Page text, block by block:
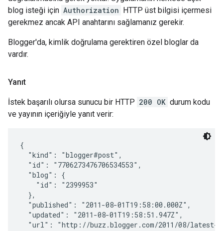
blog isteği için Authorization HTTP üst bilgisi içermesi
gerekmez ancak API anahtarını sağlamanız gerekir.
Blogger'da, kimlik doğrulama gerektiren özel bloglar da
vardır.
Yanıt
İstek başarılı olursa sunucu bir HTTP 200 OK durum kodu
ve yayının içeriğiyle yanıt verir:
{
  "kind": "blogger#post",
  "id": "7706273476706534553",
  "blog": {
    "id": "2399953"
  },
  "published": "2011-08-01T19:58:00.000Z",
  "updated": "2011-08-01T19:58:51.947Z",
"url": "http://buzz.blogger.com/2011/08/latest-